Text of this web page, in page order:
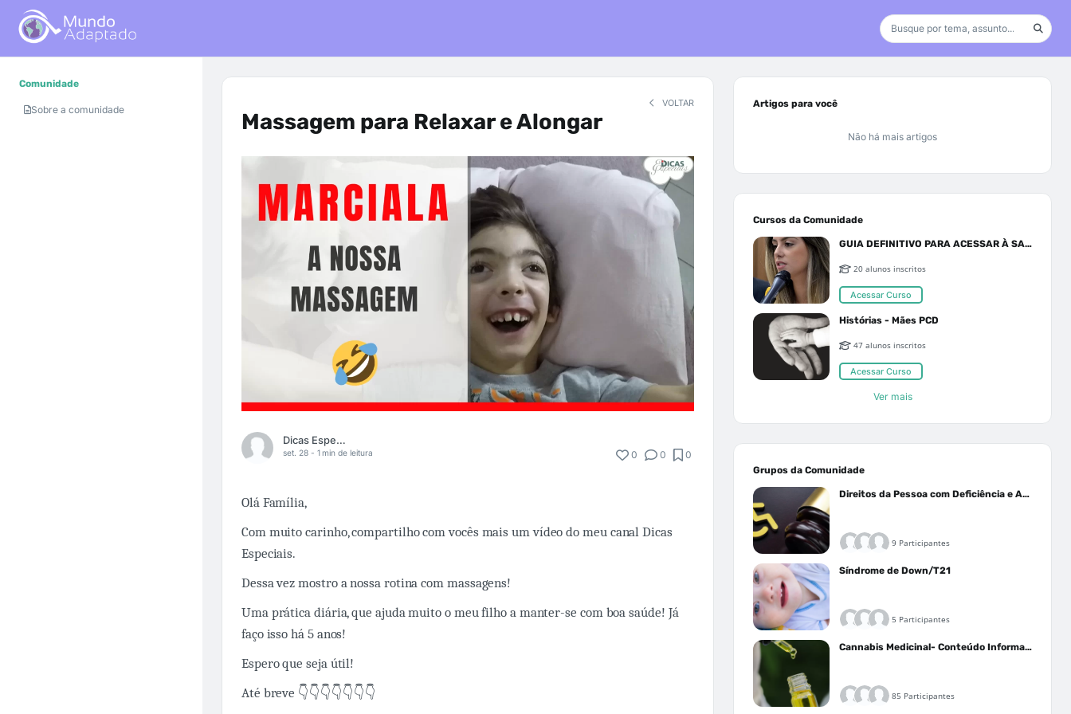
Comunidade
Sobre a comunidade
VOLTAR
Massagem para Relaxar e Alongar
Dicas Especiais
set. 28 - 1 min de leitura 0 0 0
Olá Família,
Com muito carinho, compartilho com vocês mais um vídeo do meu canal Dicas
Especiais.
Dessa vez mostro a nossa rotina com massagens!
Uma prática diária, que ajuda muito o meu filho a manter-se com boa saúde! Já
faço isso há 5 anos!
Espero que seja útil!
Até breve 👇👇👇👇👇👇👇
Artigos para você
Não há mais artigos
Cursos da Comunidade
GUIA DEFINITIVO PARA ACESSAR À SAÚDE PELO SUS OU PLANO DE SAÚDE
20 alunos inscritos
Acessar Curso
Histórias - Mães PCD
47 alunos inscritos
Acessar Curso
Ver mais
Grupos da Comunidade
Direitos da Pessoa com Deficiência e Autistas
9 Participantes
Síndrome de Down/T21
5 Participantes
Cannabis Medicinal- Conteúdo Informativo
85 Participantes